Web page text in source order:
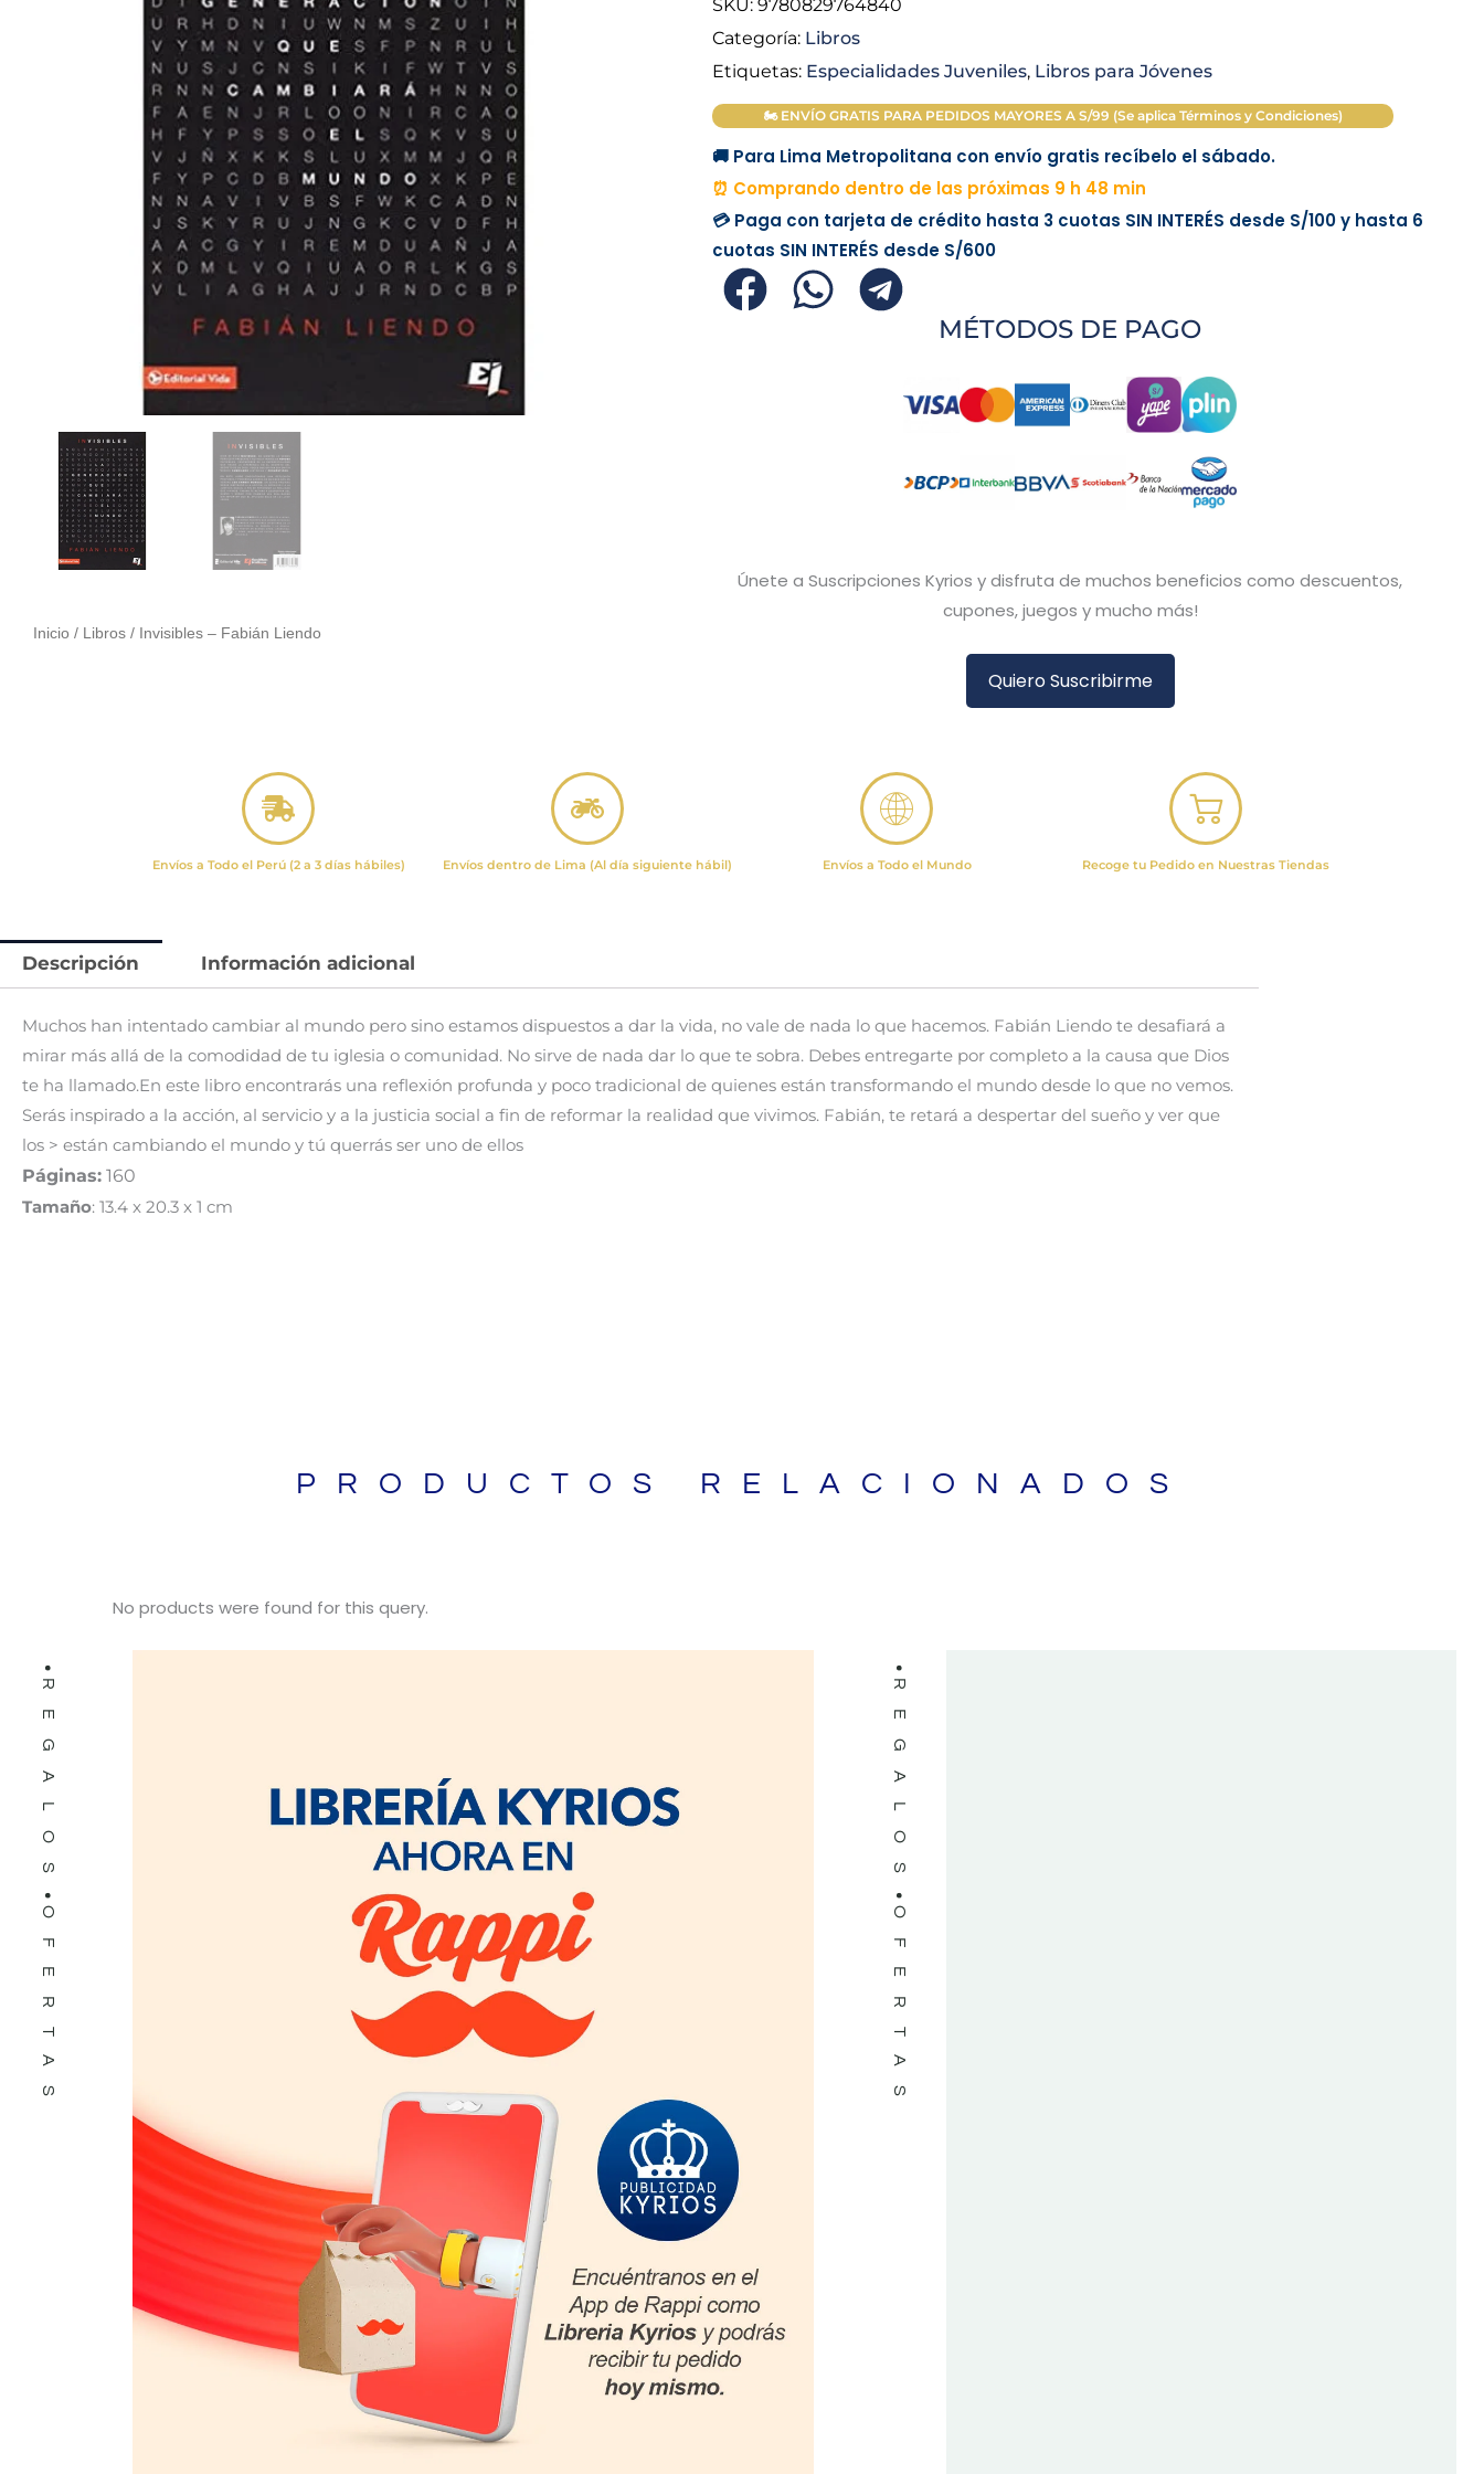
Inicio / Libros / Invisibles – Fabián Liendo
SKU: 9780829764840
Categoría: Libros
Etiquetas: Especialidades Juveniles, Libros para Jóvenes
🏍 ENVÍO GRATIS PARA PEDIDOS MAYORES A S/99 (Se aplica Términos y Condiciones)
🚚 Para Lima Metropolitana con envío gratis recíbelo el sábado.
⏰ Comprando dentro de las próximas 9 h 48 min
💳 Paga con tarjeta de crédito hasta 3 cuotas SIN INTERÉS desde S/100y hasta 6
cuotas SIN INTERÉS desde S/600
MÉTODOS DE PAGO
Únete a Suscripciones Kyrios y disfruta de muchos beneficios como descuentos,
cupones, juegos y mucho más!
Quiero Suscribirme
Envíos a Todo el Perú (2 a 3 días hábiles) Envíos dentro de Lima (Al día siguiente hábil) Envíos a Todo el Mundo Recoge tu Pedido en Nuestras Tiendas
Descripción Información adicional
Muchos han intentado cambiar al mundo pero sino estamos dispuestos a dar la vida, no vale de nada lo que hacemos. Fabián Liendo te desafiará a
mirar más allá de la comodidad de tu iglesia o comunidad. No sirve de nada dar lo que te sobra. Debes entregarte por completo a la causa que Dios
te ha llamado.En este libro encontrarás una reflexión profunda y poco tradicional de quienes están transformando el mundo desde lo que no vemos.
Serás inspirado a la acción, al servicio y a la justicia social a fin de reformar la realidad que vivimos. Fabián, te retará a despertar del sueño y ver que
los > están cambiando el mundo y tú querrás ser uno de ellos
Páginas: 160
Tamaño: 13.4 x 20.3 x 1 cm
PRODUCTOS RELACIONADOS
No products were found for this query.
REGALOS
OFERTAS
REGALOS
OFERTAS